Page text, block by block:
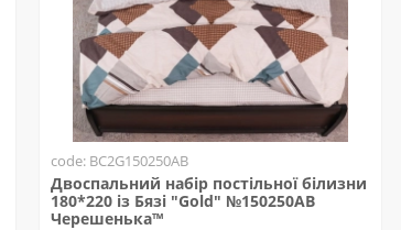
code: BC2G150250АВ
Двоспальний набір постільної білизни
180*220 із Бязі "Gold" №150250АВ
Черешенька™